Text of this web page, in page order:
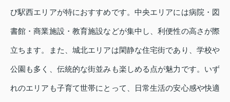
び駅西エリアが特におすすめです。中央エリアには病院・図
書館・商業施設・教育施設などが集中し、利便性の高さが際
立ちます。また、城北エリアは閑静な住宅街であり、学校や
公園も多く、伝統的な街並みも楽しめる点が魅力です。いず
れのエリアも子育て世帯にとって、日常生活の安心感や快適